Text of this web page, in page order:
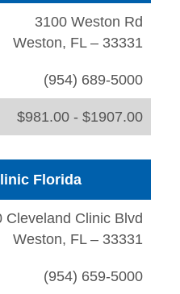
3100 Weston Rd
Weston, FL – 33331
(954) 689-5000
$981.00 - $1907.00
Florida
Cleveland Clinic Blvd
Weston, FL – 33331
(954) 659-5000